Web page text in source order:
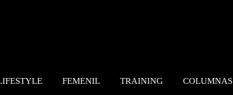
FEMENIL TRAINING COLUMNAS